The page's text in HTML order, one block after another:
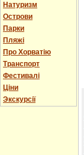
Натуризм
Острови
Парки
Пляжі
Про Хорватію
Транспорт
Фестивалі
Ціни
Экскурсії